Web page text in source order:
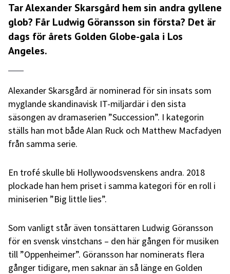
Tar Alexander Skarsgård hem sin andra gyllene
glob? Får Ludwig Göransson sin första? Det är
dags för årets Golden Globe-gala i Los
Angeles.
Alexander Skarsgård är nominerad för sin insats som
myglande skandinavisk IT-miljardär i den sista
säsongen av dramaserien ”Succession”. I kategorin
ställs han mot både Alan Ruck och Matthew Macfadyen
från samma serie.
En trofé skulle bli Hollywoodsvenskens andra. 2018
plockade han hem priset i samma kategori för en roll i
miniserien ”Big little lies”.
Som vanligt står även tonsättaren Ludwig Göransson
för en svensk vinstchans – den här gången för musiken
till ”Oppenheimer”. Göransson har nominerats flera
gånger tidigare, men saknar än så länge en Golden